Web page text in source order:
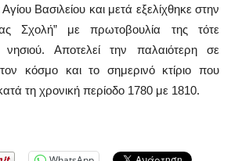
Βασιλείου και μετά εξελίχθηκε στην
Σχολή” με πρωτοβουλία της τότε
νησιού. Αποτελεί την παλαιότερη σε
κόσμο και το σημερινό κτίριο που
τη χρονική περίοδο 1780 με 1810.